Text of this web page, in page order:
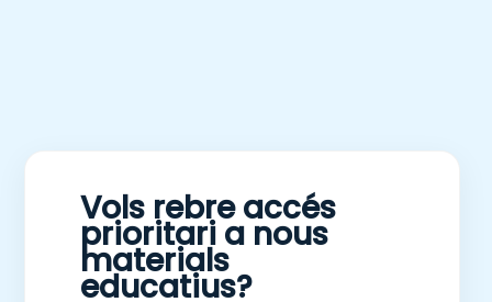
Vols rebre accés
prioritari a nous
materials
educatius?